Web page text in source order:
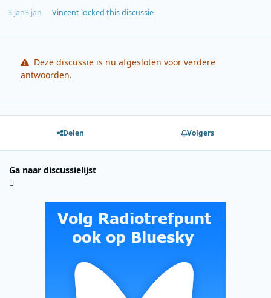
3 jan3 jan Vincentlocked this discussie
Deze discussie is nu afgesloten voor verdere
antwoorden.
Delen Volgers
Ga naar discussielijst